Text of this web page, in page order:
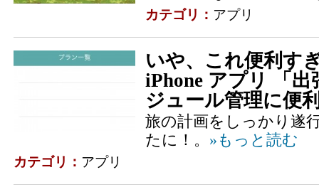
カテゴリ： アプリ
いや、これ便利す
iPhone アプリ 「
ジュール管理に便
旅の計画をしっかり遂
たに！。 »もっと読む
カテゴリ： アプリ